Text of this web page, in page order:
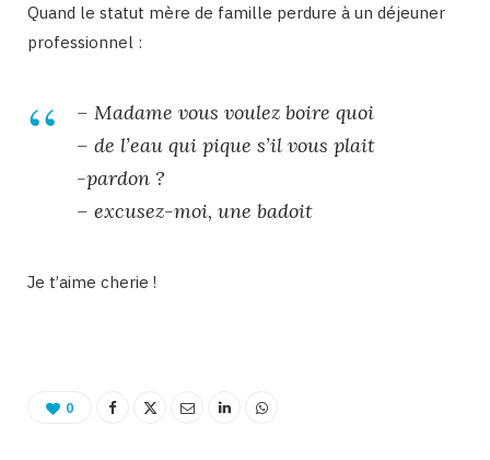
Quand le statut mère de famille perdure à un déjeuner
professionnel :
– Madame vous voulez boire quoi
– de l’eau qui pique s’il vous plait
-pardon ?
– excusez-moi, une badoit
Je t’aime cherie !
0